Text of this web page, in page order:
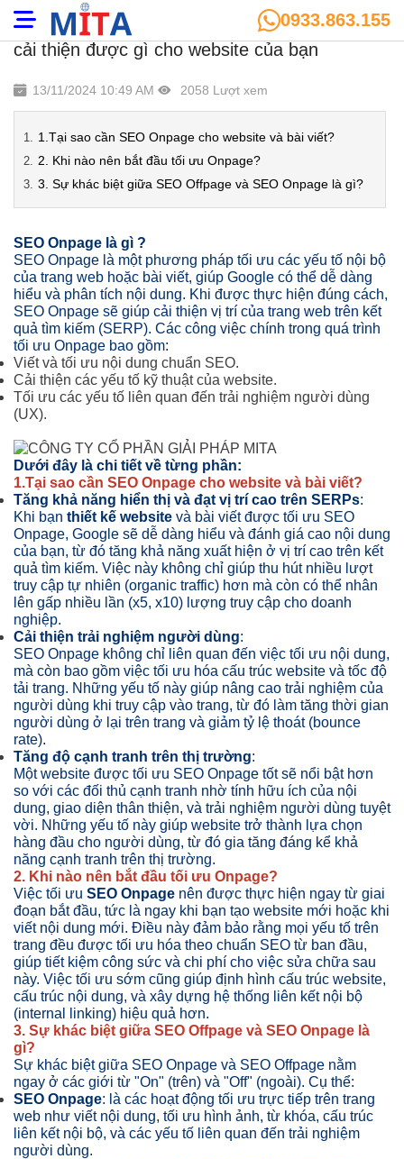
0933.863.155
Tổng quan SEO Onpage là gì ? SEO Onpage
cải thiện được gì cho website của bạn
13/11/2024 10:49 AM 2058 Lượt xem
1.Tại sao cần SEO Onpage cho website và bài viết?
2. Khi nào nên bắt đầu tối ưu Onpage?
3. Sự khác biệt giữa SEO Offpage và SEO Onpage là gì?
SEO Onpage là gì ?
SEO Onpage là một phương pháp tối ưu các yếu tố nội bộ
của trang web hoặc bài viết, giúp Google có thể dễ dàng
hiểu và phân tích nội dung. Khi được thực hiện đúng cách,
SEO Onpage sẽ giúp cải thiện vị trí của trang web trên kết
quả tìm kiếm (SERP). Các công việc chính trong quá trình
tối ưu Onpage bao gồm:
Viết và tối ưu nội dung chuẩn SEO.
Cải thiện các yếu tố kỹ thuật của website.
Tối ưu các yếu tố liên quan đến trải nghiệm người dùng
(UX).
Dưới đây là chi tiết về từng phần:
1.Tại sao cần SEO Onpage cho website và bài viết?
Tăng khả năng hiển thị và đạt vị trí cao trên SERPs:
Khi bạn thiết kế website và bài viết được tối ưu SEO
Onpage, Google sẽ dễ dàng hiểu và đánh giá cao nội dung
của bạn, từ đó tăng khả năng xuất hiện ở vị trí cao trên kết
quả tìm kiếm. Việc này không chỉ giúp thu hút nhiều lượt
truy cập tự nhiên (organic traffic) hơn mà còn có thể nhân
lên gấp nhiều lần (x5, x10) lượng truy cập cho doanh
nghiệp.
Cải thiện trải nghiệm người dùng:
SEO Onpage không chỉ liên quan đến việc tối ưu nội dung,
mà còn bao gồm việc tối ưu hóa cấu trúc website và tốc độ
tải trang. Những yếu tố này giúp nâng cao trải nghiệm của
người dùng khi truy cập vào trang, từ đó làm tăng thời gian
người dùng ở lại trên trang và giảm tỷ lệ thoát (bounce
rate).
Tăng độ cạnh tranh trên thị trường:
Một website được tối ưu SEO Onpage tốt sẽ nổi bật hơn
so với các đối thủ cạnh tranh nhờ tính hữu ích của nội
dung, giao diện thân thiện, và trải nghiệm người dùng tuyệt
vời. Những yếu tố này giúp website trở thành lựa chọn
hàng đầu cho người dùng, từ đó gia tăng đáng kể khả
năng cạnh tranh trên thị trường.
2. Khi nào nên bắt đầu tối ưu Onpage?
Việc tối ưu SEO Onpage nên được thực hiện ngay từ giai
đoạn bắt đầu, tức là ngay khi bạn tạo website mới hoặc khi
viết nội dung mới. Điều này đảm bảo rằng mọi yếu tố trên
trang đều được tối ưu hóa theo chuẩn SEO từ ban đầu,
giúp tiết kiệm công sức và chi phí cho việc sửa chữa sau
này. Việc tối ưu sớm cũng giúp định hình cấu trúc website,
cấu trúc nội dung, và xây dựng hệ thống liên kết nội bộ
(internal linking) hiệu quả hơn.
3. Sự khác biệt giữa SEO Offpage và SEO Onpage là
gì?
Sự khác biệt giữa SEO Onpage và SEO Offpage nằm
ngay ở các giới từ "On" (trên) và "Off" (ngoài). Cụ thể:
SEO Onpage: là các hoạt động tối ưu trực tiếp trên trang
web như viết nội dung, tối ưu hình ảnh, từ khóa, cấu trúc
liên kết nội bộ, và các yếu tố liên quan đến trải nghiệm
người dùng.